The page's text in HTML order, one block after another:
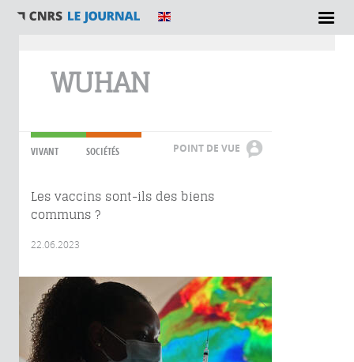
WUHAN
VIVANT SOCIÉTÉS POINT DE VUE
Les vaccins sont-ils des biens
communs ?
22.06.2023